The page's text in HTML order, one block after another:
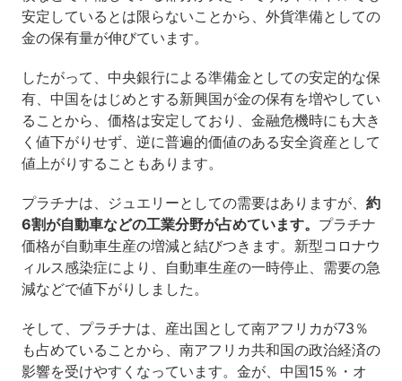
安定しているとは限らないことから、外貨準備としての
金の保有量が伸びています。
したがって、中央銀行による準備金としての安定的な保
有、中国をはじめとする新興国が金の保有を増やしてい
ることから、価格は安定しており、金融危機時にも大き
く値下がりせず、逆に普遍的価値のある安全資産として
値上がりすることもあります。
プラチナは、ジュエリーとしての需要はありますが、 約
6割が自動車などの工業分野が占めています。 プラチナ
価格が自動車生産の増減と結びつきます。新型コロナウ
ィルス感染症により、自動車生産の一時停止、需要の急
減などで値下がりしました。
そして、プラチナは、産出国として南アフリカが73％
も占めていることから、南アフリカ共和国の政治経済の
影響を受けやすくなっています。金が、中国15％・オ